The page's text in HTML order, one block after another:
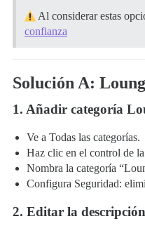
Al considerar estas
confianza
Solución A:
1. Añadir categoría
Ve a Todas las categorías.
Haz clic en el control de
Nombra la categoría
Configura Seguridad:
2. Editar la